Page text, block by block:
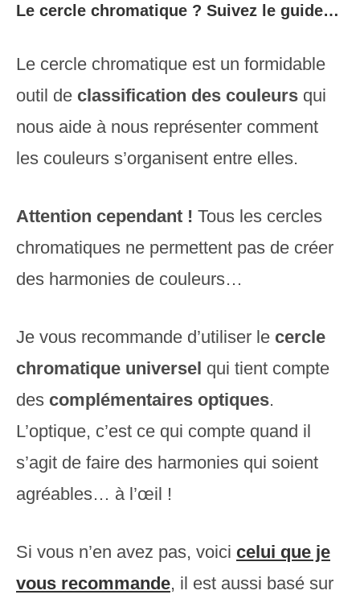
Le cercle chromatique ? Suivez le guide…
Le cercle chromatique est un formidable
outil de classification des couleurs qui
nous aide à nous représenter comment
les couleurs s’organisent entre elles.
Attention cependant ! Tous les cercles
chromatiques ne permettent pas de créer
des harmonies de couleurs…
Je vous recommande d’utiliser le cercle
chromatique universel qui tient compte
des complémentaires optiques.
L’optique, c’est ce qui compte quand il
s’agit de faire des harmonies qui soient
agréables… à l’œil !
Si vous n’en avez pas, voici celui que je
vous recommande, il est aussi basé sur